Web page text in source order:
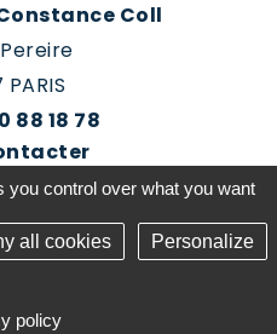
Coll
PARIS
88 18 78
vous
control over what you want
all cookies Personalize
policy